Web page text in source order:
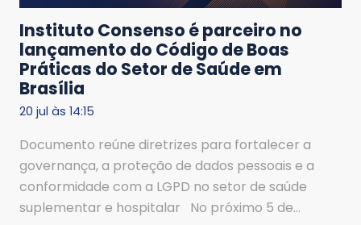
Instituto Consenso é parceiro no
lançamento do Código de Boas
Práticas do Setor de Saúde em
Brasília
20 jul às 14:15
Documento reúne diretrizes para fortalecer a
governança, a proteção de dados pessoais e a
conformidade com a LGPD no setor de saúde
suplementar e hospitalar No próximo 5 de…